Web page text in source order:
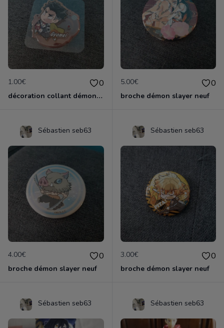
1.00€ 0
décoration collant démon slayer neuf
5.00€ 0
broche démon slayer neuf
Sébastien seb63
4.00€ 0
broche démon slayer neuf
Sébastien seb63
3.00€ 0
broche démon slayer neuf
Sébastien seb63 Sébastien seb63